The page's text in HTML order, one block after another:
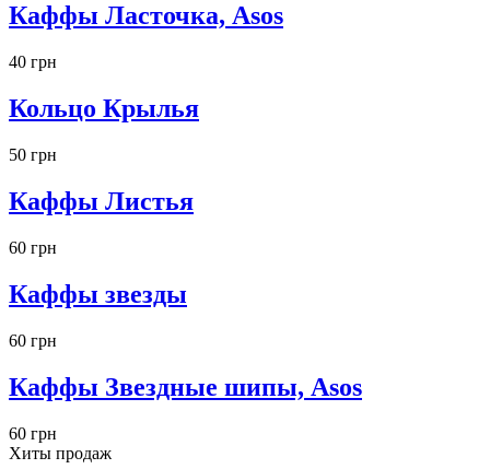
Каффы Ласточка, Asos
40 грн
Кольцо Крылья
50 грн
Каффы Листья
60 грн
Каффы звезды
60 грн
Каффы Звездные шипы, Asos
60 грн
Хиты продаж